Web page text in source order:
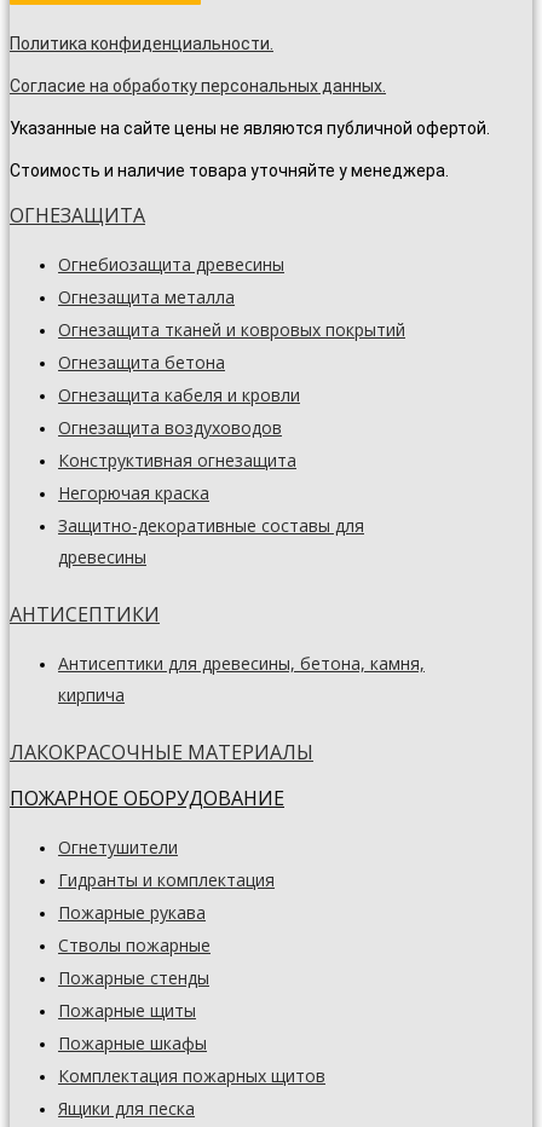
Политика конфиденциальности.
Согласие на обработку персональных данных.
Указанные на сайте цены не являются публичной офертой.
Стоимость и наличие товара уточняйте у менеджера.
ОГНЕЗАЩИТА
Огнебиозащита древесины
Огнезащита металла
Огнезащита тканей и ковровых покрытий
Огнезащита бетона
Огнезащита кабеля и кровли
Огнезащита воздуховодов
Конструктивная огнезащита
Негорючая краска
Защитно-декоративные составы для
древесины
АНТИСЕПТИКИ
Антисептики для древесины, бетона, камня,
кирпича
ЛАКОКРАСОЧНЫЕ МАТЕРИАЛЫ
ПОЖАРНОЕ ОБОРУДОВАНИЕ
Огнетушители
Гидранты и комплектация
Пожарные рукава
Стволы пожарные
Пожарные стенды
Пожарные щиты
Пожарные шкафы
Комплектация пожарных щитов
Ящики для песка